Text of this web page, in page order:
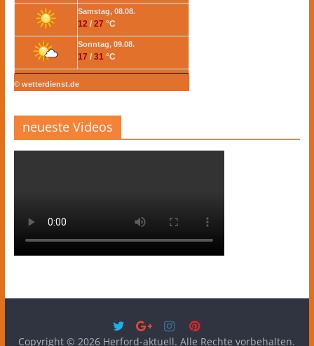
Samstag, 08.08.
12 / 27 °C
Sonntag, 09.08.
17 / 31°C
© wetterdienst.de
neueste Videos
Copyright © 2026 Herford-aktuell. Alle Rechte vorbehalten.